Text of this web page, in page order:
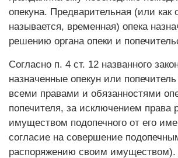
опекуна. Предварительная (или как
называется, временная) опека
решению органа опеки и
Согласно п. 4 ст. 12 названного
назначенные опекун или
всеми правами и обязанностями
попечителя, за исключением права
имуществом подопечного от его
согласие на совершение
распоряжению своим имуществом).